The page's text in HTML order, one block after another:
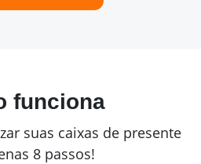
funciona
suas caixas de presente
8 passos!